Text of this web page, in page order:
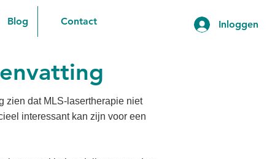
Blog Contact Inloggen
zien dat MLS-lasertherapie niet
interessant kan zijn voor een